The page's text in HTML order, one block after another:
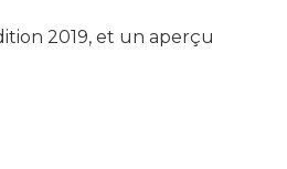
2019, et un aperçu